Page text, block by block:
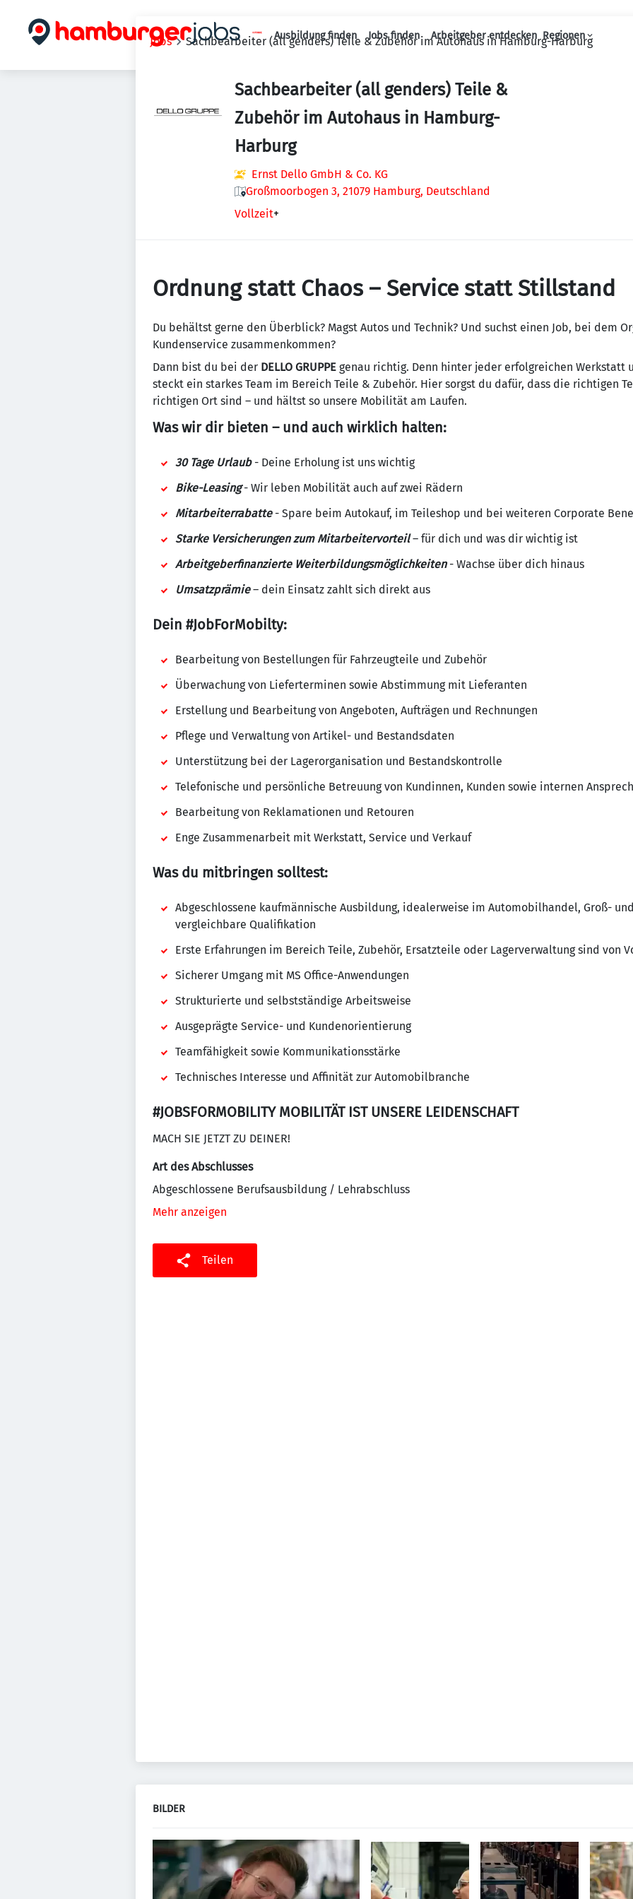
Haupt-Navigation
Ausbildung finden Jobs finden Arbeitgeber entdecken Regionen
Jobs Sachbearbeiter (all genders) Teile & Zubehör im Autohaus in Hamburg-Harburg
Sachbearbeiter (all genders) Teile &
Zubehör im Autohaus in Hamburg-
Harburg
Ernst Dello GmbH & Co. KG
Großmoorbogen 3, 21079 Hamburg, Deutschland
Vollzeit+
Ordnung statt Chaos – Service statt Stillstand
Du behältst gerne den Überblick? Magst Autos und Technik? Und suchst einen Job, bei dem
Kundenservice zusammenkommen?
Dann bist du bei der DELLO GRUPPE genau richtig. Denn hinter jeder erfolgreichen Werkstatt
steckt ein starkes Team im Bereich Teile & Zubehör. Hier sorgst du dafür, dass die richtigen
richtigen Ort sind – und hältst so unsere Mobilität am Laufen.
Was wir dir bieten – und auch wirklich halten:
30 Tage Urlaub- Deine Erholung ist uns wichtig
Bike-Leasing- Wir leben Mobilität auch auf zwei Rädern
Mitarbeiterrabatte- Spare beim Autokauf, im Teileshop und bei weiteren Corporate
Starke Versicherungen zum Mitarbeitervorteil– für dich und was dir wichtig ist
Arbeitgeberfinanzierte Weiterbildungsmöglichkeiten- Wachse über dich hinaus
Umsatzprämie– dein Einsatz zahlt sich direkt aus
Dein #JobForMobilty:
Bearbeitung von Bestellungen für Fahrzeugteile und Zubehör
Überwachung von Lieferterminen sowie Abstimmung mit Lieferanten
Erstellung und Bearbeitung von Angeboten, Aufträgen und Rechnungen
Pflege und Verwaltung von Artikel- und Bestandsdaten
Unterstützung bei der Lagerorganisation und Bestandskontrolle
Telefonische und persönliche Betreuung von Kundinnen, Kunden sowie internen
Bearbeitung von Reklamationen und Retouren
Enge Zusammenarbeit mit Werkstatt, Service und Verkauf
Was du mitbringen solltest:
Abgeschlossene kaufmännische Ausbildung, idealerweise im Automobilhandel, Groß-
vergleichbare Qualifikation
Erste Erfahrungen im Bereich Teile, Zubehör, Ersatzteile oder Lagerverwaltung sind von
Sicherer Umgang mit MS Office-Anwendungen
Strukturierte und selbstständige Arbeitsweise
Ausgeprägte Service- und Kundenorientierung
Teamfähigkeit sowie Kommunikationsstärke
Technisches Interesse und Affinität zur Automobilbranche
#JOBSFORMOBILITY MOBILITÄT IST UNSERE LEIDENSCHAFT
MACH SIE JETZT ZU DEINER!
Art des Abschlusses
Abgeschlossene Berufsausbildung / Lehrabschluss
Mehr anzeigen
Teilen
BILDER